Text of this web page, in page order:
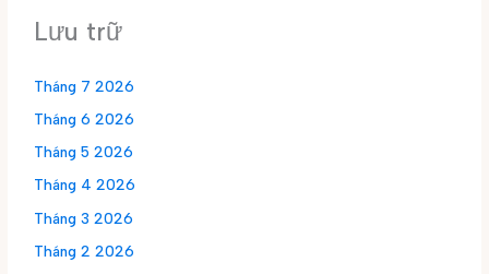
Lưu trữ
Tháng 7 2026
Tháng 6 2026
Tháng 5 2026
Tháng 4 2026
Tháng 3 2026
Tháng 2 2026